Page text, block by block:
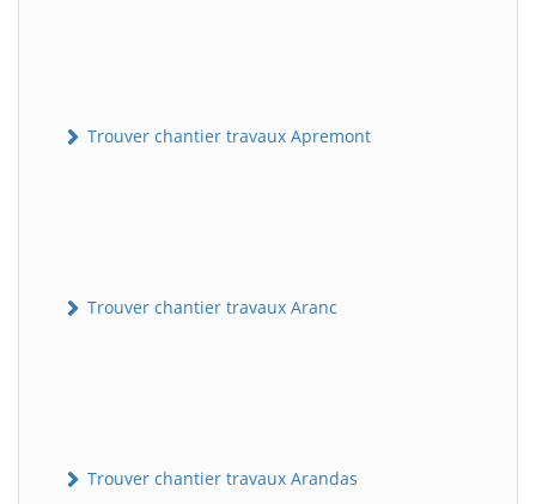
Trouver chantier travaux Apremont
Trouver chantier travaux Aranc
Trouver chantier travaux Arandas